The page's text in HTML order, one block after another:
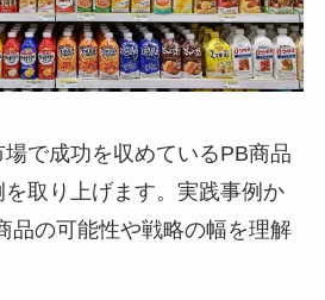
で成功を収めているPB商品
取り上げます。実践事例か
品の可能性や戦略の幅を理解